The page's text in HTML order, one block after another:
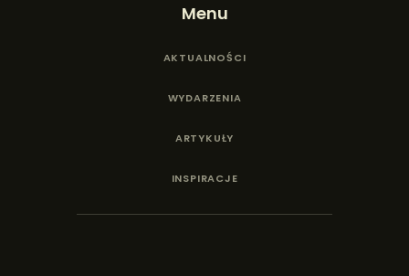
Menu
AKTUALNOŚCI
WYDARZENIA
ARTYKUŁY
INSPIRACJE